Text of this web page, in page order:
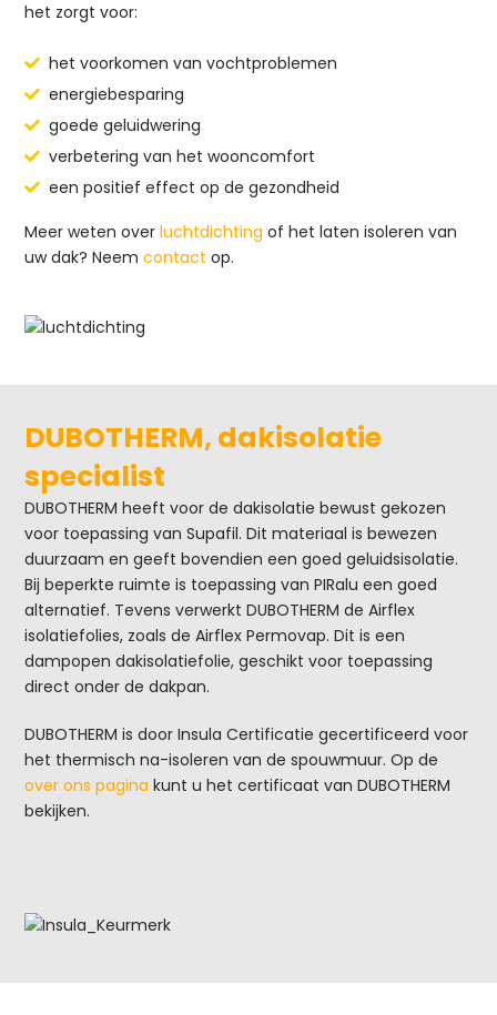
het zorgt voor:
het voorkomen van vochtproblemen
energiebesparing
goede geluidwering
verbetering van het wooncomfort
een positief effect op de gezondheid
Meer weten overluchtdichting of het laten isoleren van
uw dak? Neemcontact op.
DUBOTHERM, dakisolatie
specialist
DUBOTHERM heeft voor de dakisolatie bewust gekozen
voor toepassing van Supafil. Dit materiaal is bewezen
duurzaam en geeft bovendien een goed geluidsisolatie.
Bij beperkte ruimte is toepassing van PIRalu een goed
alternatief. Tevens verwerkt DUBOTHERM de Airflex
isolatiefolies, zoals de Airflex Permovap. Dit is een
dampopen dakisolatiefolie, geschikt voor toepassing
direct onder de dakpan.
DUBOTHERM is door Insula Certificatie gecertificeerd voor
het thermisch na-isoleren van de spouwmuur. Op de
over ons pagina kunt u het certificaat van DUBOTHERM
bekijken.